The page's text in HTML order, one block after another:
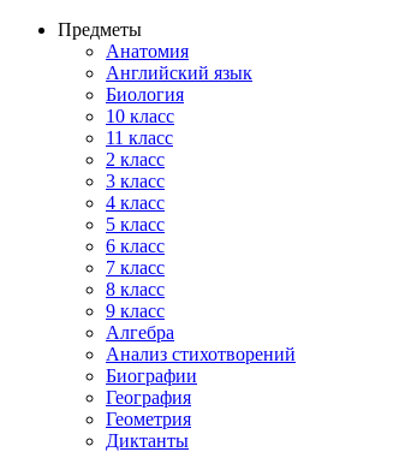
Предметы
Анатомия
Английский язык
Биология
10 класс
11 класс
2 класс
3 класс
4 класс
5 класс
6 класс
7 класс
8 класс
9 класс
Алгебра
Анализ стихотворений
Биографии
География
Геометрия
Диктанты